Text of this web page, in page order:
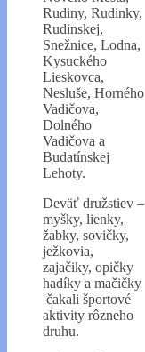
Rudiny, Rudinky,
Rudinskej,
Snežnice, Lodna,
Kysuckého
Lieskovca,
Nesluše, Horného
Vadičova,
Dolného
Vadičova a
Budatínskej
Lehoty.
Deväť družstiev –
myšky, lienky,
žabky, sovičky,
ježkovia,
zajačiky, opičky
hadíky a mačičky
čakali športové
aktivity rôzneho
druhu.